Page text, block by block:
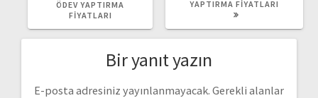
ÖDEV YAPTIRMA
FIYATLARI
YAPTIRMA FIYATLARI
Bir yanıt yazın
E-posta adresiniz yayınlanmayacak. Gerekli alanlar